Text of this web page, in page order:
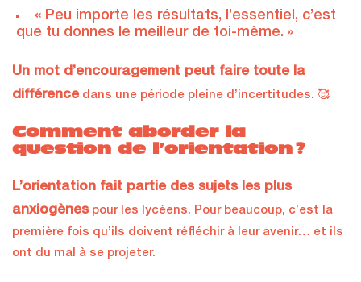
« Peu importe les résultats, l’essentiel, c’est
que tu donnes le meilleur de toi-même. »
Un mot d’encouragement peut faire toute la
différence dans une période pleine d’incertitudes. 🥰
Comment aborder la
question de l’orientation ?
L’orientation fait partie des sujets les plus
anxiogènes pour les lycéens. Pour beaucoup, c’est la
première fois qu’ils doivent réfléchir à leur avenir… et ils
ont du mal à se projeter.